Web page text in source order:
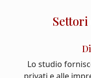
Settori
Lo studio